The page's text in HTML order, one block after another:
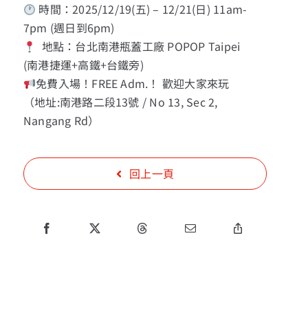
時間：2025/12/19(五) – 12/21(日) 11am-
7pm (週日到6pm)
地點：台北南港瓶蓋工廠 POPOP Taipei
(南港捷運+高鐵+台鐵旁)
免費入場！FREE Adm.！ 歡迎大家來玩
（地址:南港路二段13號 / No 13, Sec 2,
Nangang Rd）
回上一頁